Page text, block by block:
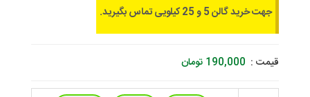
جهت خرید گالن 5 و 25 کیلویی تماس بگیرید.
قیمت : 190,000 تومان